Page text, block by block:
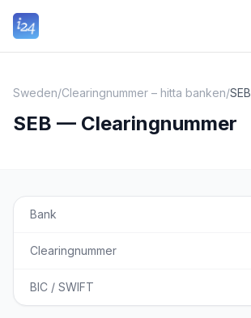
Sweden/Clearingnummer – hitta banken/SEB
SEB — Clearingnummer
Bank
Clearingnummer
BIC / SWIFT